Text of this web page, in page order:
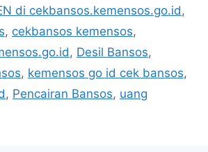
di cekbansos.kemensos.go.id,
, cekbansos kemensos,
, Desil Bansos,
, kemensos go id cek bansos,
, Pencairan Bansos, uang